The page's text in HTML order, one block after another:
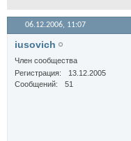
06.12.2006, 11:07
iusovich
Член сообщества
Регистрация
13.12.2005
Сообщений
51